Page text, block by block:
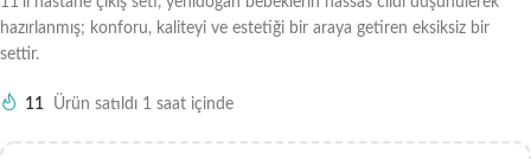
hazırlanmış; konforu, kaliteyi ve estetiği bir araya getiren eksiksiz bir
settir.
11 Ürün satıldı 1 saat içinde